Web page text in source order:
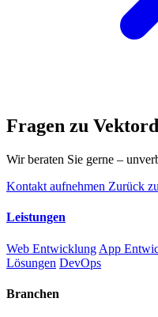
Fragen zu
Wir beraten Sie gerne –
Kontakt aufnehmen Zurück
Leistungen
Web Entwicklung App
Lösungen DevOps
Branchen